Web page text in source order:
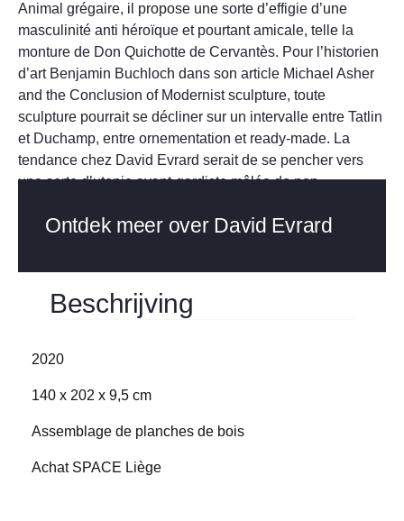
Beschrijving
2020
140 x 202 x 9,5 cm
Assemblage de planches de bois
Achat SPACE Liège
Animal grégaire, il propose une sorte d’effigie d’une
masculinité anti héroïque et pourtant amicale, telle la
monture de Don Quichotte de Cervantès. Pour l’historien
d’art Benjamin Buchloch dans son article Michael Asher
and the Conclusion of Modernist sculpture, toute
sculpture pourrait se décliner sur un intervalle entre Tatlin
et Duchamp, entre ornementation et ready-made. La
tendance chez David Evrard serait de se pencher vers
une sorte d’utopie avant-gardiste mêlée de pop. »
Ontdek meer over David Evrard